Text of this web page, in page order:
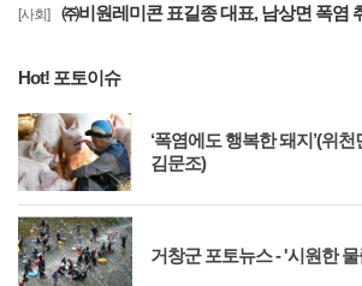
[사회] ㈜비원레미콘 표길종 대표, 남상면 폭염 취약계층에 선풍기
Hot! 포토이슈
‘폭염에도 행복한 돼지’(위
김문조)
거창군 포토뉴스 - '시원한